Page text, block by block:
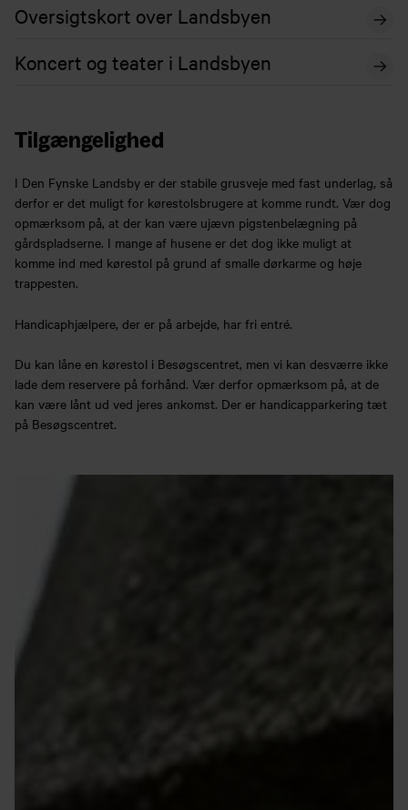
Oversigtskort over Landsbyen
Koncert og teater i Landsbyen
Tilgængelighed
I Den Fynske Landsby er der stabile grusveje med fast underlag, så
derfor er det muligt for kørestolsbrugere at komme rundt. Vær dog
opmærksom på, at der kan være ujævn pigstenbelægning på
gårdspladserne. I mange af husene er det dog ikke muligt at
komme ind med kørestol på grund af smalle dørkarme og høje
trappesten.
Handicaphjælpere, der er på arbejde, har fri entré.
Du kan låne en kørestol i Besøgscentret, men vi kan desværre ikke
lade dem reservere på forhånd. Vær derfor opmærksom på, at de
kan være lånt ud ved jeres ankomst. Der er handicapparkering tæt
på Besøgscentret.